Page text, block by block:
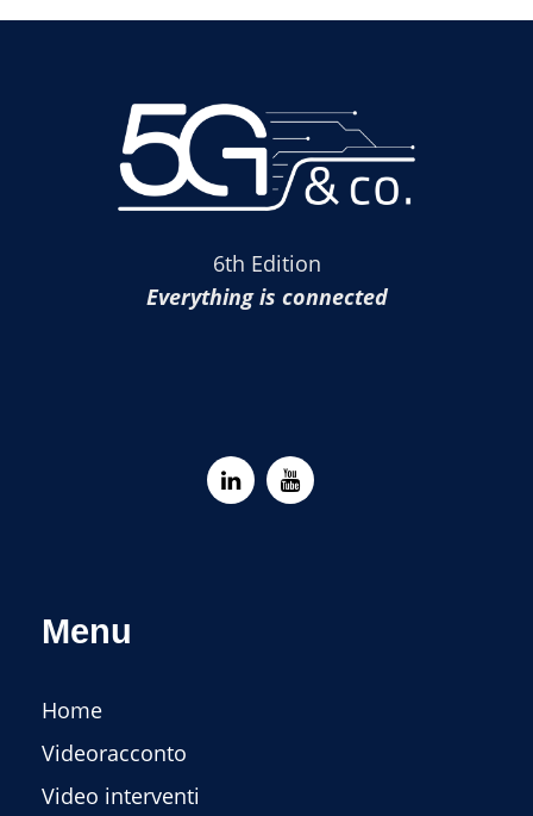
6th Edition
Everything is connected
Menu
Home
Videoracconto
Video interventi